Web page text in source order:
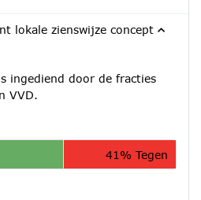
lokale zienswijze concept
ingediend door de fracties
VVD.
41% Tegen